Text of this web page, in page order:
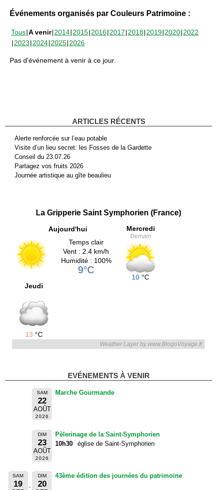
Événements organisés par Couleurs Patrimoine :
Tous A venir 2014 2015 2016 2017 2018 2019 2020 2022
2023 2024 2025 2026
Pas d'événement à venir à ce jour.
ARTICLES RÉCENTS
Alerte renforcée sur l’eau potable
Visite d’un lieu secret: les Fosses de la Gardette
Conseil du 23.07.26
Partagez vos fruits 2026
Journée artistique au gîte beaulieu
La Gripperie Saint Symphorien (France)
Aujourd'hui
Temps clair
Vent : 2.4 km/h
Humidité : 100%
9°C
Mercredi
Demain
10 °C
Jeudi
13 °C
Weather Layer by www.BlogoVoyage.fr
EVÉNEMENTS À VENIR
SAM
22
AOÛT
2026
Marche Gourmande
DIM
23
AOÛT
2026
Pèlerinage de la Saint-Symphorien
10h30
église de Saint-Symphorien
SAM
19
DIM
20
43ème édition des journées du patrimoine